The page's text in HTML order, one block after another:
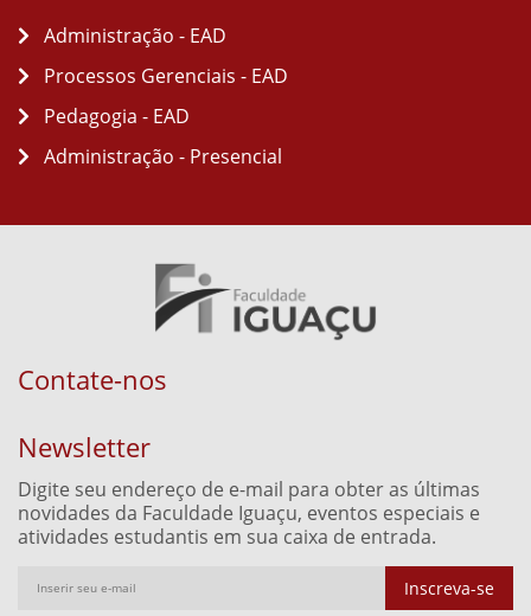
Administração - EAD
Processos Gerenciais - EAD
Pedagogia - EAD
Administração - Presencial
Contate-nos
Newsletter
Digite seu endereço de e-mail para obter as últimas
novidades da Faculdade Iguaçu, eventos especiais e
atividades estudantis em sua caixa de entrada.
Inscreva-se